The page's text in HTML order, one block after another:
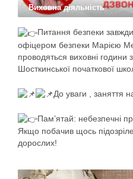
Виховна діяльність
Питання безпеки
офіцером безпеки Марією
проводяться виховні години
Шосткинської початкової
До уваги , заняття
Пам’ятай: небезпечні
Якщо побачив щось
дорослих!